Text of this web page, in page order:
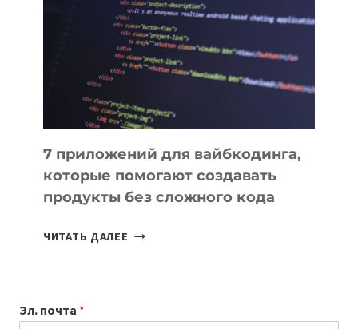
ИНСТРУМЕНТОВ
ДЛЯ
РАБОТЫ
7 приложений для вайбкодинга,
которые помогают создавать
продукты без сложного кода
ЧИТАТЬ ДАЛЕЕ
Эл. почта *